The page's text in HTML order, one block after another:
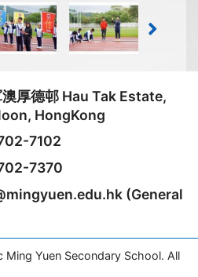
厚德邨 Hau Tak Estate,
HongKong
7102
7370
(General
Yuen Secondary School. All